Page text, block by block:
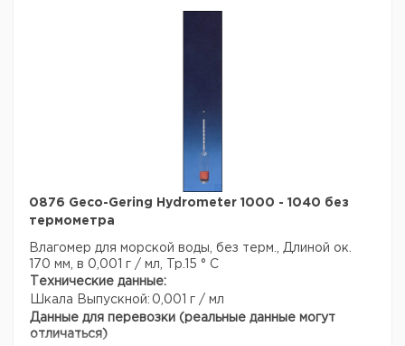
0876 Geco-Gering Hydrometer 1000 - 1040 без
термометра
Влагомер для морской воды, без терм., Длиной ок.
170 мм, в 0,001 г / мл, Tp.15 ° C
Технические данные:
Шкала Выпускной: 0,001 г / мл
Данные для перевозки (реальные данные могут
отличаться)